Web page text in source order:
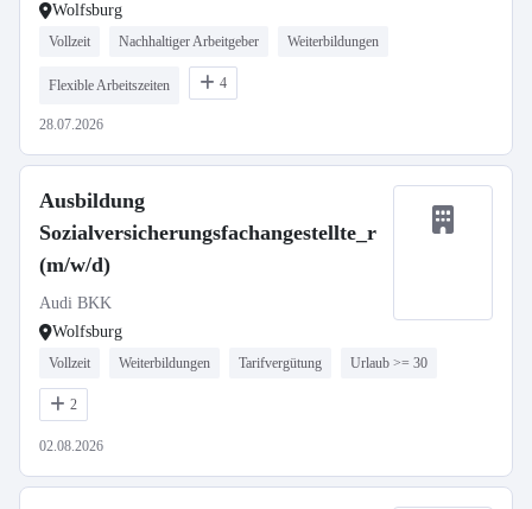
Wolfsburg
Vollzeit Nachhaltiger Arbeitgeber Weiterbildungen
Flexible Arbeitszeiten 4
28.07.2026
Ausbildung
Sozialversicherungsfachangestellte_r
(m/w/d)
Audi BKK
Wolfsburg
Vollzeit Weiterbildungen Tarifvergütung Urlaub >= 30
2
02.08.2026